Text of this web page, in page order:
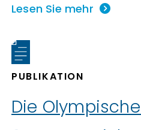
Lesen Sie mehr
PUBLIKATION
Die